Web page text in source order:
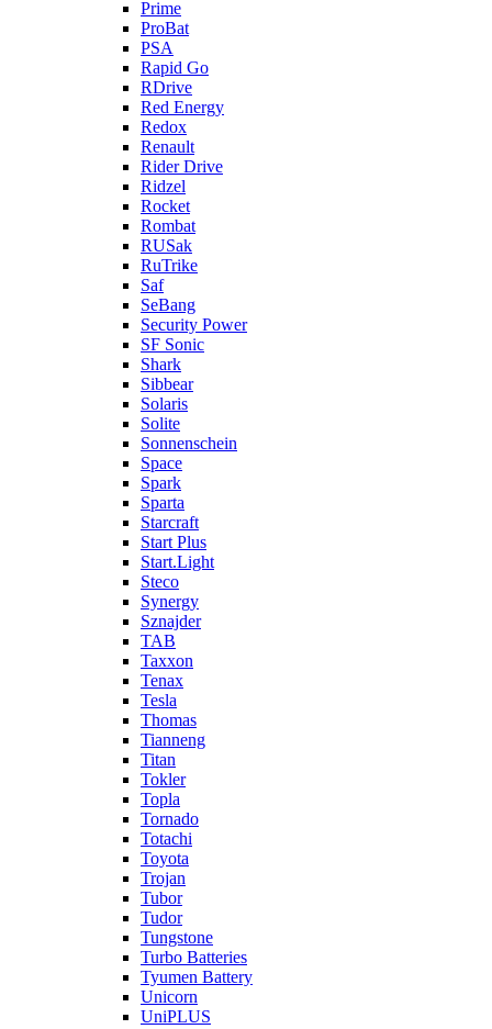
Prime
ProBat
PSA
Rapid Go
RDrive
Red Energy
Redox
Renault
Rider Drive
Ridzel
Rocket
Rombat
RUSak
RuTrike
Saf
SeBang
Security Power
SF Sonic
Shark
Sibbear
Solaris
Solite
Sonnenschein
Space
Spark
Sparta
Starcraft
Start Plus
Start.Light
Steco
Synergy
Sznajder
TAB
Taxxon
Tenax
Tesla
Thomas
Tianneng
Titan
Tokler
Topla
Tornado
Totachi
Toyota
Trojan
Tubor
Tudor
Tungstone
Turbo Batteries
Tyumen Battery
Unicorn
UniPLUS